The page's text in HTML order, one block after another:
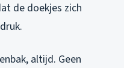
de doekjes zich
altijd. Geen